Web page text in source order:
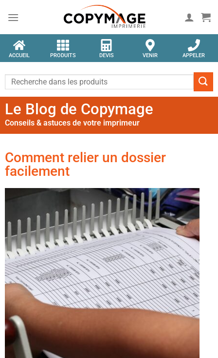
ACCUEIL PRODUITS DEVIS VENIR APPELER
Le Blog de Copymage
Conseils & astuces de votre imprimeur
Comment relier un dossier
facilement